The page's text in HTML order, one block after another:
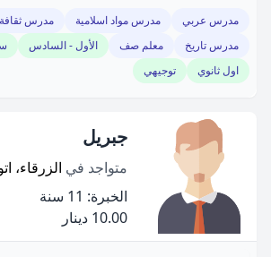
مدرس عربي مدرس مواد اسلامية
مدرس ثقافة
مدرس تاريخ
معلم صف الأول - السادس
اول ثانوي
توجيهي
جبريل
متواجد في الزرقاء،
الخبرة: 11 سنة
10.00 دينار